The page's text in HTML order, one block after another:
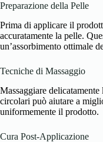
Preparazione della Pelle
Prima di applicare il
accuratamente la pelle.
un’assorbimento ottimale
Tecniche di Massaggio
Massaggiare
circolari può aiutare a
uniformemente il prodotto.
Cura Post-Applicazione